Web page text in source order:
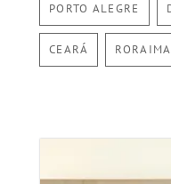
PORTO ALEGRE
CEARÁ RORAIMA